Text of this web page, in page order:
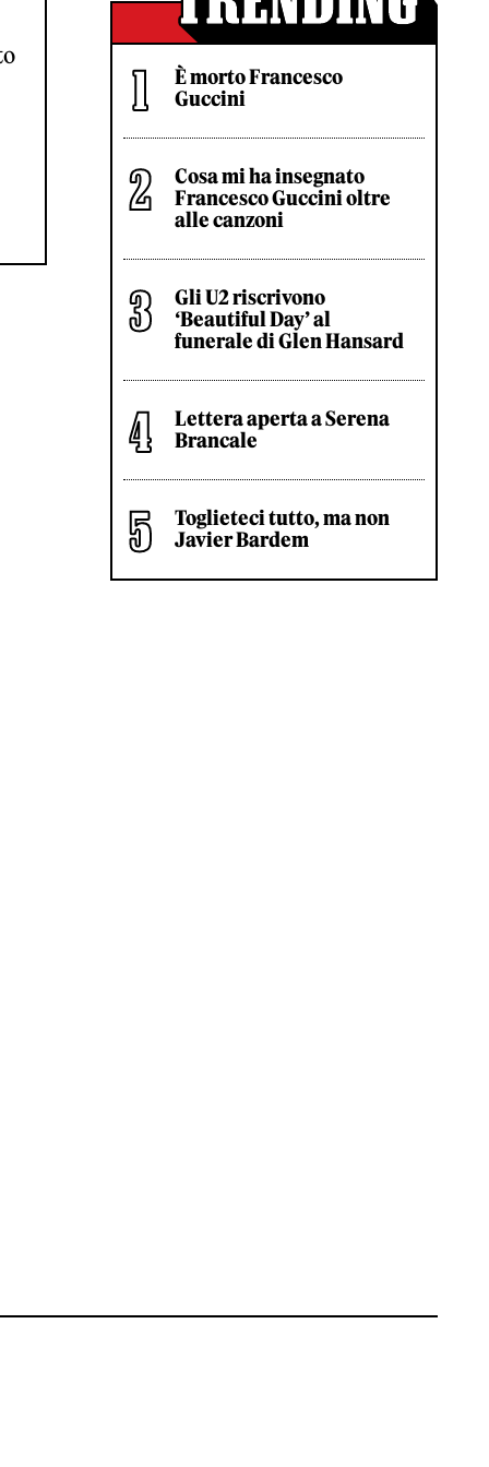
È morto Francesco
Guccini
Cosa mi ha insegnato
Francesco Guccini oltre
alle canzoni
Gli U2 riscrivono
‘Beautiful Day’ al
funerale di Glen Hansard
Lettera aperta a Serena
Brancale
Toglieteci tutto, ma non
Javier Bardem